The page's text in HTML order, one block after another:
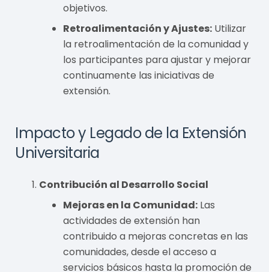
objetivos.
Retroalimentación y Ajustes: Utilizar
la retroalimentación de la comunidad y
los participantes para ajustar y mejorar
continuamente las iniciativas de
extensión.
Impacto y Legado de la Extensión
Universitaria
Contribución al Desarrollo Social
Mejoras en la Comunidad: Las
actividades de extensión han
contribuido a mejoras concretas en las
comunidades, desde el acceso a
servicios básicos hasta la promoción de